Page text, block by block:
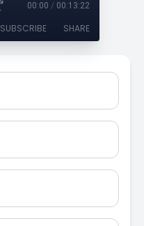
00:00 / 00:13:22
SUBSCRIBE SHARE